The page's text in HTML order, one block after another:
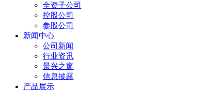
全资子公司
控股公司
参股公司
新闻中心
公司新闻
行业资讯
景兴之窗
信息披露
产品展示